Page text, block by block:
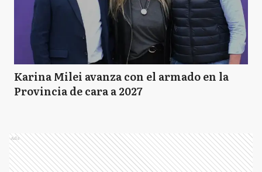
Karina Milei avanza con el armado en la
Provincia de cara a 2027
Ads